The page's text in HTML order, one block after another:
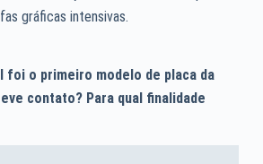
gráficas intensivas.
foi o primeiro modelo de placa da
contato? Para qual finalidade